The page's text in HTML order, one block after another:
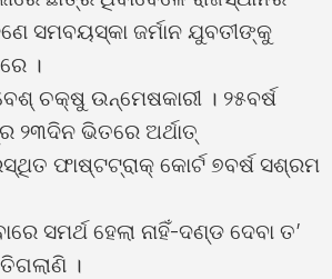
ସମବୟସ୍କା ଜର୍ମାନ ଯୁବତୀଙ୍କୁ
।
ଚକ୍ଷୁ ଉନ୍ମେଷକାରୀ । ୨୫ବର୍ଷ
୨୩ଦିନ ଭିତରେ ଅର୍ଥାତ୍
ଫାଷ୍ଟଟ୍ରାକ୍ କୋର୍ଟ ୭ବର୍ଷ ସଶ୍ରମ
ହେଲା ନାହିଁ-ଦଣ୍ଡ ଦେବା ତ’
।